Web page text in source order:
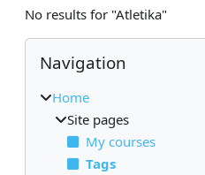
No results for "Atletika"
Blocks
Skip Navigation
Navigation
Home
Site pages
My courses
Tags